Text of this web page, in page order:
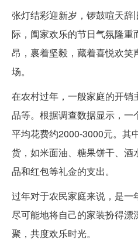
张灯结彩迎新岁，锣鼓喧天辞
际，阖家欢乐的节日气氛隆
昂，裹着坚毅，藏着喜悦欢笑
场。
在农村过年，一般家庭的开销
品等。根据调查数据显示，一
平均花费约2000-3000元。其
货，如米面油、糖果饼干、酒
品和红包等礼金的支出。
过年对于农民家庭来说，是一
尽可能地将自己的家装扮得漂
聚，共度欢乐时光。